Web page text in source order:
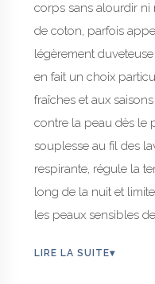
corps sans alourdir ni
de coton, parfois
légèrement
en fait un choix
fraîches et aux
contre la peau dès le
souplesse au fil des
respirante, régule la
long de la nuit et
les peaux sensibles
LIRE LA SUITE▾